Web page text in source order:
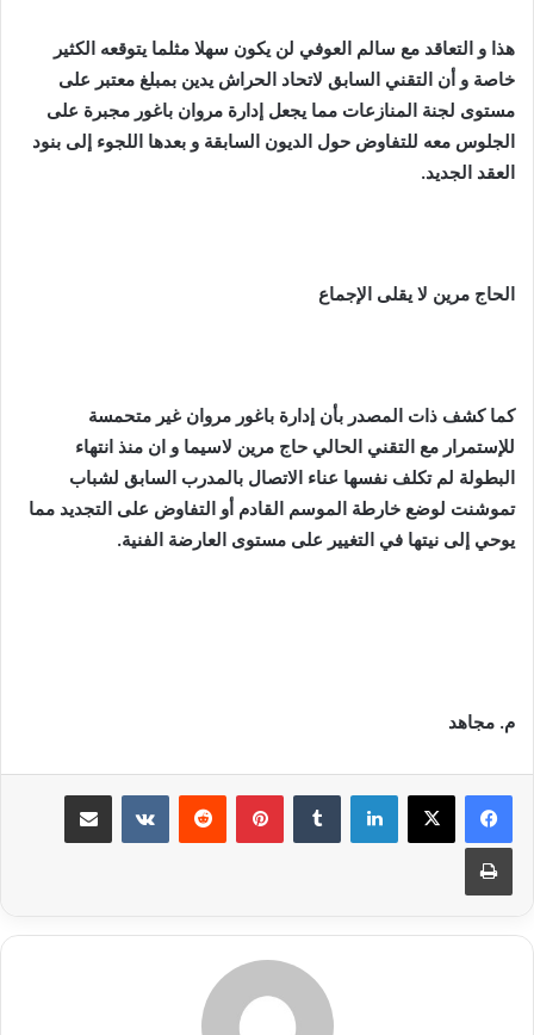
هذا و التعاقد مع سالم العوفي لن يكون سهلا مثلما يتوقعه الكثير
خاصة و أن التقني السابق لاتحاد الحراش يدين بمبلغ معتبر على
مستوى لجنة المنازعات مما يجعل إدارة مروان باغور مجبرة على
الجلوس معه للتفاوض حول الديون السابقة و بعدها اللجوء إلى بنود
العقد الجديد.
الحاج مرين لا يقلى الإجماع
كما كشف ذات المصدر بأن إدارة باغور مروان غير متحمسة
للإستمرار مع التقني الحالي حاج مرين لاسيما و ان منذ انتهاء
البطولة لم تكلف نفسها عناء الاتصال بالمدرب السابق لشباب
تموشنت لوضع خارطة الموسم القادم أو التفاوض على التجديد مما
يوحي إلى نيتها في التغيير على مستوى العارضة الفنية.
م. مجاهد
لينكدإن بينتيريست
طباعة